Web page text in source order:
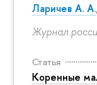
Ларичев А. А.
Журнал
Статья
Коренные